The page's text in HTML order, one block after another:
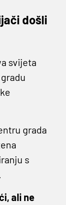
došli
svijeta
grada
s
ali ne